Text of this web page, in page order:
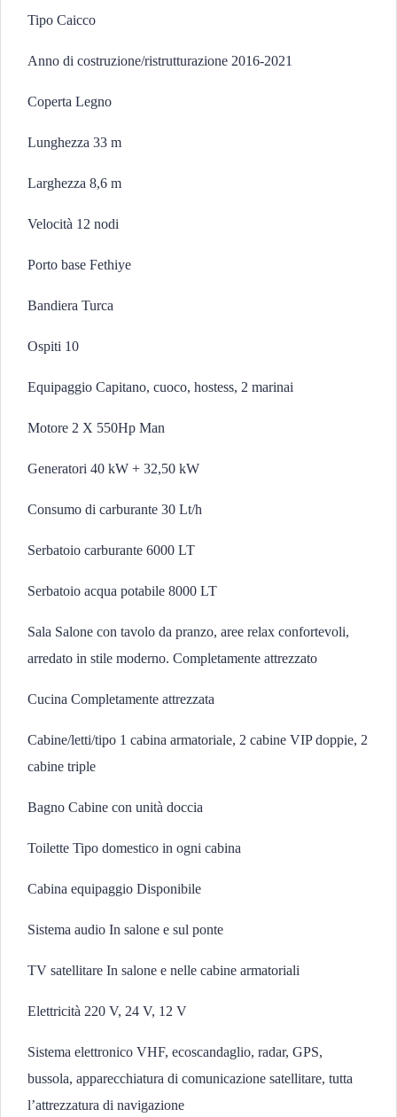
Tipo Caicco
Anno di costruzione/ristrutturazione 2016-2021
Coperta Legno
Lunghezza 33 m
Larghezza 8,6 m
Velocità 12 nodi
Porto base Fethiye
Bandiera Turca
Ospiti 10
Equipaggio Capitano, cuoco, hostess, 2 marinai
Motore 2 X 550Hp Man
Generatori 40 kW + 32,50 kW
Consumo di carburante 30 Lt/h
Serbatoio carburante 6000 LT
Serbatoio acqua potabile 8000 LT
Sala Salone con tavolo da pranzo, aree relax confortevoli,
arredato in stile moderno. Completamente attrezzato
Cucina Completamente attrezzata
Cabine/letti/tipo 1 cabina armatoriale, 2 cabine VIP doppie, 2
cabine triple
Bagno Cabine con unità doccia
Toilette Tipo domestico in ogni cabina
Cabina equipaggio Disponibile
Sistema audio In salone e sul ponte
TV satellitare In salone e nelle cabine armatoriali
Elettricità 220 V, 24 V, 12 V
Sistema elettronico VHF, ecoscandaglio, radar, GPS,
bussola, apparecchiatura di comunicazione satellitare, tutta
l’attrezzatura di navigazione